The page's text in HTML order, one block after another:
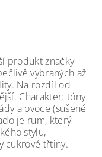
produkt značky
vybraných až
Na rozdíl od
Charakter: tóny
a ovoce (sušené
je rum, který
stylu,
cukrové třtiny.